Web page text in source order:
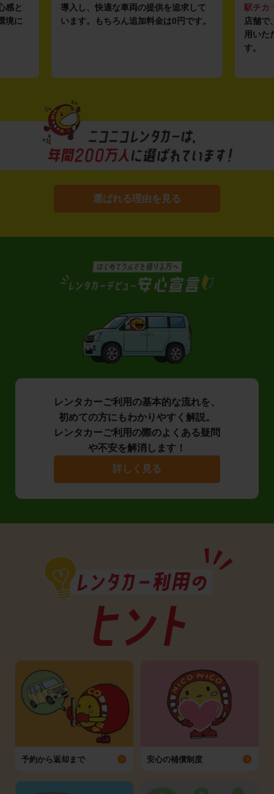
感と
境に
導入し、快適な車両の提供を追求して
います。もちろん追加料金は0円です。
駅チカ
店舗で
用いた
す。
選ばれる理由を見る
レンタカーご利用の基本的な流れを、
初めての方にもわかりやすく解説。
レンタカーご利用の際のよくある疑問
や不安を解消します！
詳しく見る
予約から返却まで 安心の補償制度